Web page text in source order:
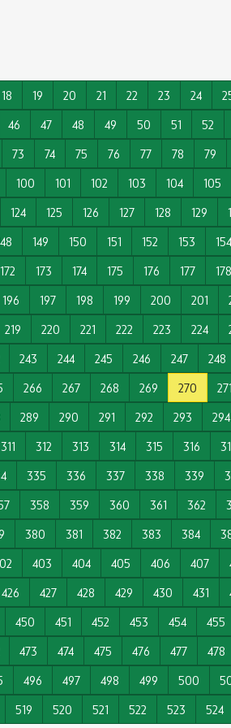
18 19 20 21 22 23 24
46 47 48 49 50 51 52
73 74 75 76 77 78 79
100 101 102 103 104 105
124 125 126 127 128 129
149 150 151 152 153 154
172 173 174 175 176 177 178
196 197 198 199 200 201
219 220 221 222 223 224
243 244 245 246 247 248
266 267 268 269 270 271
289 290 291 292 293 294
311 312 313 314 315 316
335 336 337 338 339
358 359 360 361 362
380 381 382 383 384
403 404 405 406 407
426 427 428 429 430 431
450 451 452 453 454 455
473 474 475 476 477 478
496 497 498 499 500
519 520 521 522 523 524